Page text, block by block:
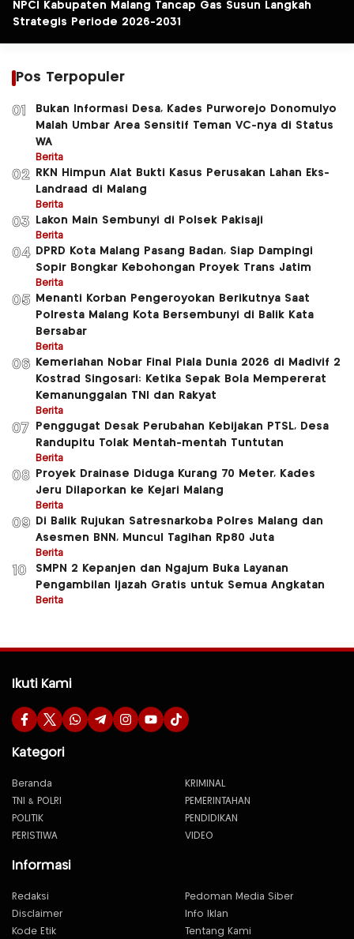
NPCI Kabupaten Malang Tancap Gas Susun Langkah
Strategis Periode 2026-2031
Pos Terpopuler
01
Bukan Informasi Desa, Kades Purworejo Donomulyo
Malah Umbar Area Sensitif Teman VC-nya di Status
WA
Berita
02
RKN Himpun Alat Bukti Kasus Perusakan Lahan Eks-
Landraad di Malang
Berita
03 Lakon Main Sembunyi di Polsek Pakisaji
Berita
04
DPRD Kota Malang Pasang Badan, Siap Dampingi
Sopir Bongkar Kebohongan Proyek Trans Jatim
Berita
05
Menanti Korban Pengeroyokan Berikutnya Saat
Polresta Malang Kota Bersembunyi di Balik Kata
Bersabar
Berita
06
Kemeriahan Nobar Final Piala Dunia 2026 di Madivif 2
Kostrad Singosari: Ketika Sepak Bola Mempererat
Kemanunggalan TNI dan Rakyat
Berita
07
Penggugat Desak Perubahan Kebijakan PTSL, Desa
Randupitu Tolak Mentah-mentah Tuntutan
Berita
08
Proyek Drainase Diduga Kurang 70 Meter, Kades
Jeru Dilaporkan ke Kejari Malang
Berita
09
Di Balik Rujukan Satresnarkoba Polres Malang dan
Asesmen BNN, Muncul Tagihan Rp80 Juta
Berita
10
SMPN 2 Kepanjen dan Ngajum Buka Layanan
Pengambilan Ijazah Gratis untuk Semua Angkatan
Berita
Ikuti Kami
Kategori
Beranda
KRIMINAL
TNI & POLRI
PEMERINTAHAN
POLITIK
PENDIDIKAN
PERISTIWA
VIDEO
Informasi
Redaksi
Pedoman Media Siber
Disclaimer
Info Iklan
Kode Etik
Tentang Kami